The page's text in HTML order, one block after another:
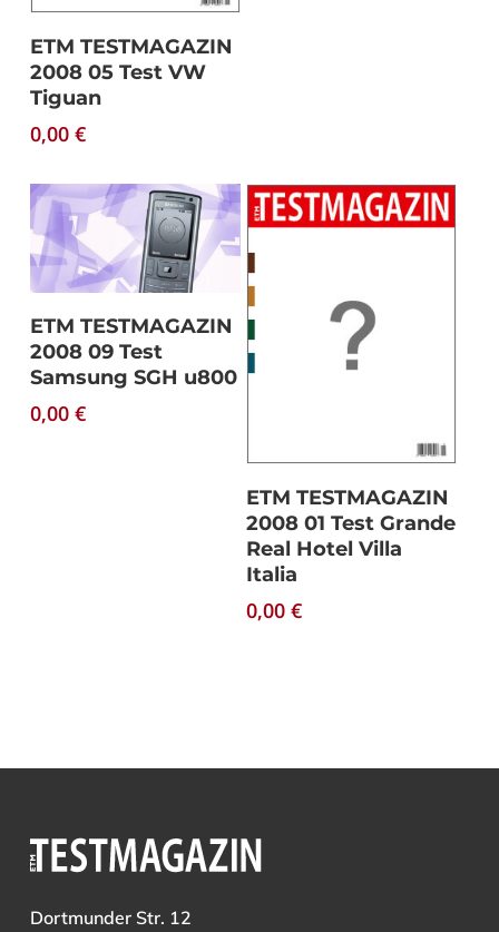
Download
ETM TESTMAGAZIN
2008 05 Test VW
Tiguan
0,00 €
Download
ETM TESTMAGAZIN
2008 09 Test
Samsung SGH u800
0,00 €
Download
ETM TESTMAGAZIN
2008 01 Test Grande
Real Hotel Villa
Italia
0,00€
Dortmunder Str. 12